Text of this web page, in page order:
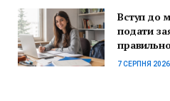
Вступ до
подати
7 СЕРПНЯ 2026